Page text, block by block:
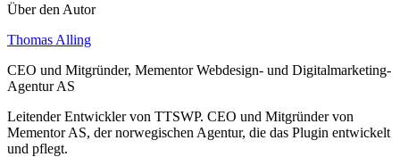
Über den Autor
Thomas Alling
CEO und Mitgründer, Mementor Webdesign- und Digitalmarketing-
Agentur AS
Leitender Entwickler von TTSWP. CEO und Mitgründer von
Mementor AS, der norwegischen Agentur, die das Plugin entwickelt
und pflegt.